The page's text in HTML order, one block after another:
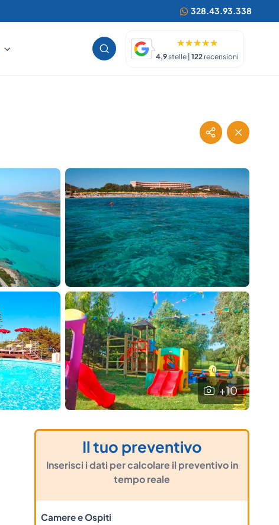
328.43.93.338
4,9stelle | 122recensioni
+10
Il tuo preventivo
Inserisci i dati per calcolare il preventivo in
tempo reale
Camere e Ospiti